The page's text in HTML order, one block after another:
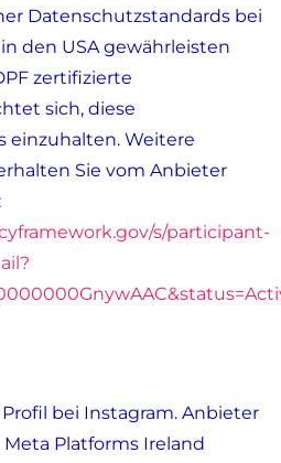
Datenschutzstandards bei
den USA gewährleisten
zertifizierte
sich, diese
einzuhalten. Weitere
Sie vom Anbieter
s/participant-
bei Instagram. Anbieter
Platforms Ireland